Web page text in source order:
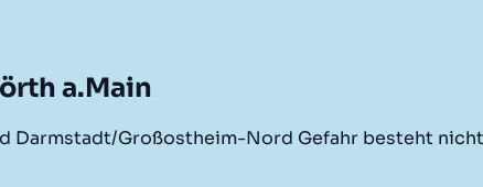
a.Main
Darmstadt/Großostheim-Nord Gefahr besteht